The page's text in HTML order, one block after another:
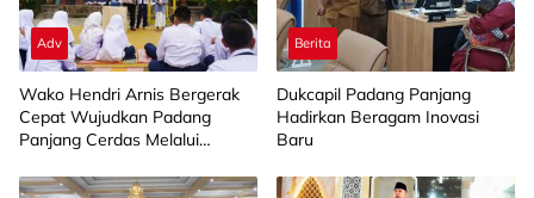
Adv
Wako Hendri Arnis Bergerak
Cepat Wujudkan Padang
Panjang Cerdas Melalui
Terintegrasi
Berita
Dukcapil Padang Panjang
Hadirkan Beragam Inovasi
Baru